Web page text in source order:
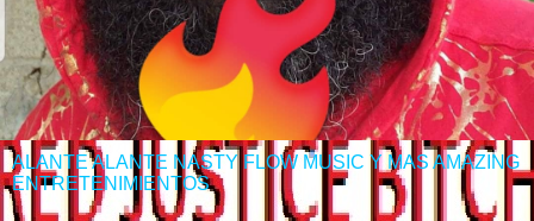
ALANTE ALANTE NASTY FLOW MUSIC Y MAS AMAZING
ENTRETENIMIENTOS